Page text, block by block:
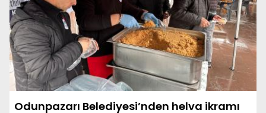
Odunpazarı Belediyesi’nden helva ikramı